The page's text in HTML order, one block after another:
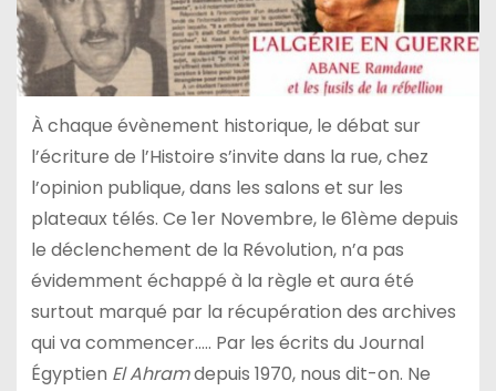
À chaque évènement historique, le débat sur
l’écriture de l’Histoire s’invite dans la rue, chez
l’opinion publique, dans les salons et sur les
plateaux télés. Ce 1er Novembre, le 61ème depuis
le déclenchement de la Révolution, n’a pas
évidemment échappé à la règle et aura été
surtout marqué par la récupération des archives
qui va commencer….. Par les écrits du Journal
Égyptien El Ahramdepuis 1970, nous dit-on. Ne